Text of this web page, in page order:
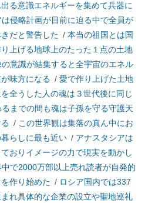
る意識エネルギーを集めて兵器に
侵略計画が目前に迫る中で全員が
だと警告した / 本当の祖国とは国
上げる地球上のたった１点の土地
意識が結集すると全宇宙のエネル
味方になる / 愛で作り上げた土地
全うした人の魂は３世代後に同じ
までの間も魂は子孫を守る守護天
/ この世界観は集落の真ん中にお
らしに最も近い / アナスタシアは
おりイメージの力で現実を動かし
で2000万部以上売れ読者が自発的
作り始めた / ロシア国内では337
れ具体的な企業の設立や聖地巡礼